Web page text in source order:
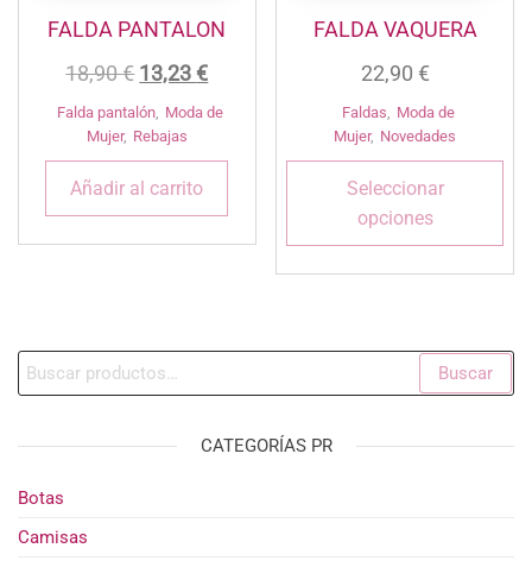
FALDA PANTALON
18,90€ El
precio
original
13,23€El
precio
Falda pantalón, Moda de
Mujer, Rebajas
Añadir al carrito
FALDA VAQUERA
22,90 €
Faldas
Moda de
Mujer, Novedades
Seleccionar
opciones
Buscar
por:
Buscar
CATEGORÍAS PR
Botas
Camisas